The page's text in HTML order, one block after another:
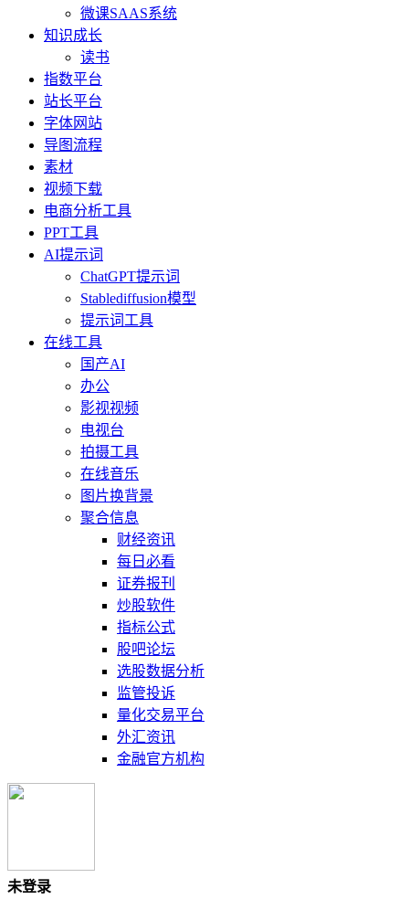
微课SAAS系统
知识成长
读书
指数平台
站长平台
字体网站
导图流程
素材
视频下载
电商分析工具
PPT工具
AI提示词
ChatGPT提示词
Stablediffusion模型
提示词工具
在线工具
国产AI
办公
影视视频
电视台
拍摄工具
在线音乐
图片换背景
聚合信息
财经资讯
每日必看
证券报刊
炒股软件
指标公式
股吧论坛
选股数据分析
监管投诉
量化交易平台
外汇资讯
金融官方机构
未登录